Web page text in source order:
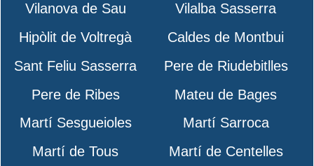
Vilanova de Sau
Vilalba Sasserra
Hipòlit de Voltregà
Caldes de Montbui
Sant Feliu Sasserra
Pere de Riudebitlles
Pere de Ribes
Mateu de Bages
Martí Sesgueioles
Martí Sarroca
Martí de Tous
Martí de Centelles